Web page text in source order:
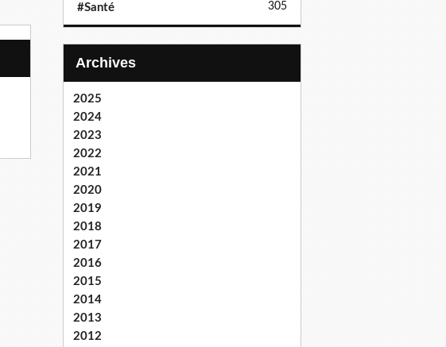
#Santé 305
Archives
2025
2024
2023
2022
2021
2020
2019
2018
2017
2016
2015
2014
2013
2012